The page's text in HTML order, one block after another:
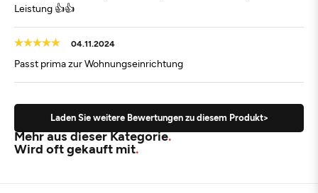
Leistung 👍👍
04.11.2024
Passt prima zur Wohnungseinrichtung
Laden Sie weitere Bewertungen zu diesem Produkt>
Mehr aus dieser Kategorie
Wird oft gekauft mit